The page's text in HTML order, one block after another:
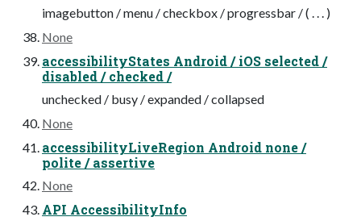
imagebutton / menu / checkbox / progressbar / ( . . . )
None
accessibilityStates Android / iOS selected /
disabled / checked /
unchecked / busy / expanded / collapsed
None
accessibilityLiveRegion Android none /
polite / assertive
None
API AccessibilityInfo